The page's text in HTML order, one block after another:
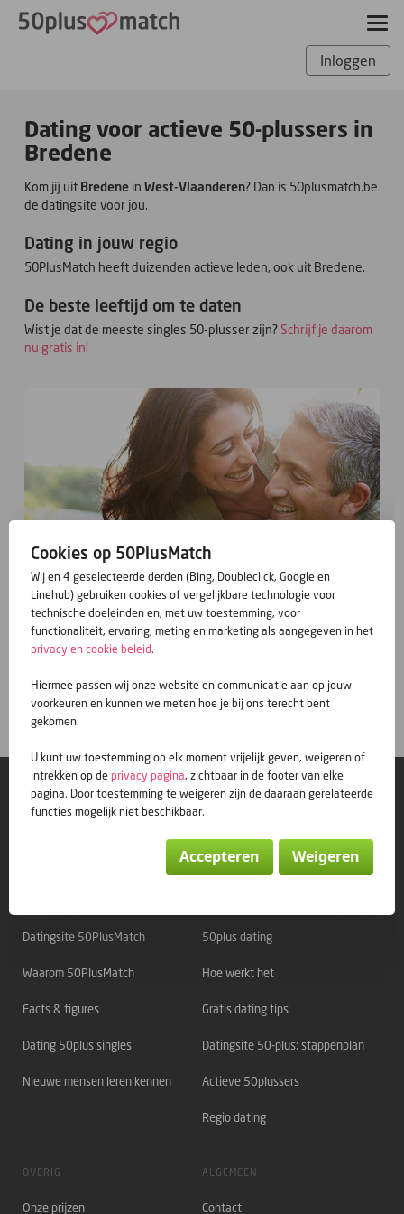
Inloggen
Dating voor actieve 50-plussers in
Bredene
Kom jij uit Bredenein West-Vlaanderen? Dan is 50plusmatch.be
de datingsite voor jou.
Dating in jouw regio
50PlusMatch heeft duizenden actieve leden, ook uit Bredene.
De beste leeftijd om te daten
Wist je dat de meeste singles 50-plusser zijn?Schrijf je daarom
nu gratis in!
Gratis inschrijven
© 50PlusMatch
Datingsite 50PlusMatch
Waarom 50PlusMatch
Facts & figures
Dating 50plus singles
Nieuwe mensen leren kennen
50plus dating
Hoe werkt het
Gratis dating tips
Datingsite 50-plus: stappenplan
Actieve 50plussers
Regio dating
OVERIG
Onze prijzen
ALGEMEEN
Contact
Cookies op 50PlusMatch
Wij en 4 geselecteerde derden (Bing, Doubleclick, Google en
Linehub) gebruiken cookies of vergelijkbare technologie voor
technische doeleinden en, met uw toestemming, voor
functionaliteit, ervaring, meting en marketing als aangegeven in het
privacy en cookie beleid.
Hiermee passen wij onze website en communicatie aan op jouw
voorkeuren en kunnen we meten hoe je bij ons terecht bent
gekomen.
U kunt uw toestemming op elk moment vrijelijk geven, weigeren of
intrekken op deprivacy pagina, zichtbaar in de footer van elke
pagina. Door toestemming te weigeren zijn de daaraan gerelateerde
functies mogelijk niet beschikbaar.
Accepteren Weigeren